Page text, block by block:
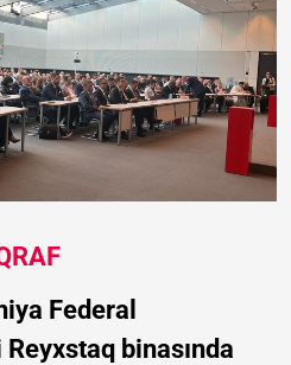
Federal
binasında